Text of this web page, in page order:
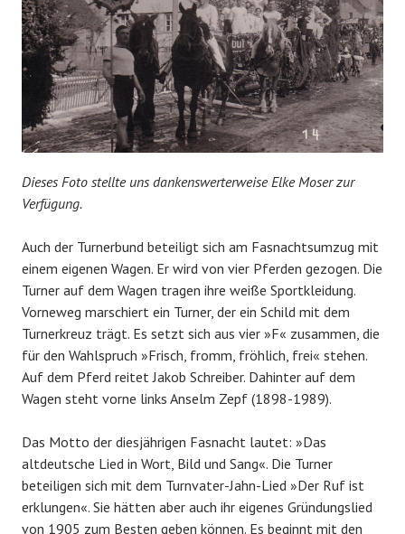
Dieses Foto stellte uns dankenswerterweise Elke Moser zur
Verfügung.
Auch der Turnerbund beteiligt sich am Fasnachtsumzug mit
einem eigenen Wagen. Er wird von vier Pferden gezogen. Die
Turner auf dem Wagen tragen ihre weiße Sportkleidung.
Vorneweg marschiert ein Turner, der ein Schild mit dem
Turnerkreuz trägt. Es setzt sich aus vier »F« zusammen, die
für den Wahlspruch »Frisch, fromm, fröhlich, frei« stehen.
Auf dem Pferd reitet Jakob Schreiber. Dahinter auf dem
Wagen steht vorne links Anselm Zepf (1898-1989).
Das Motto der diesjährigen Fasnacht lautet: »Das
altdeutsche Lied in Wort, Bild und Sang«. Die Turner
beteiligen sich mit dem Turnvater-Jahn-Lied »Der Ruf ist
erklungen«. Sie hätten aber auch ihr eigenes Gründungslied
von 1905 zum Besten geben können. Es beginnt mit den